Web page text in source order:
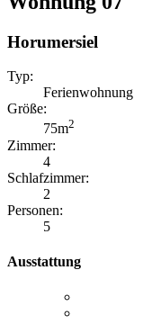
Horumersiel
Typ:
Ferienwohnung
Größe:
75m2
Zimmer:
4
Schlafzimmer:
2
Personen:
5
Ausstattung